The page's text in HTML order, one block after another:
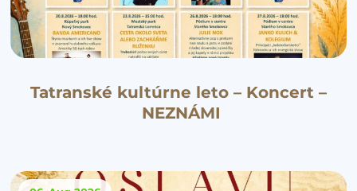
Tatranské kultúrne leto – Koncert –
NEZNÁMI